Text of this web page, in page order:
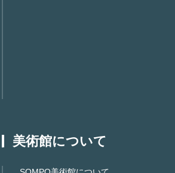
美術館について